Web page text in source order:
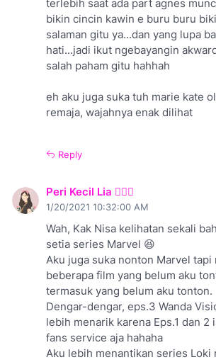
terlebih saat ada part agnes
bikin cincin kawin e buru buru
salaman gitu ya...dan yang lupa
hati...jadi ikut ngebayangin
salah paham gitu hahhah
eh aku juga suka tuh marie kate
remaja, wajahnya enak dilihat
Reply
Peri Kecil Lia 🧚🏻‍♀️
1/20/2021 10:32:00 AM
Wah, Kak Nisa kelihatan sekali
setia series Marvel 😆
Aku juga suka nonton Marvel tapi
beberapa film yang belum aku
termasuk yang belum aku tonton.
Dengar-dengar, eps.3 Wanda
lebih menarik karena Eps.1 dan 2
fans service aja hahaha
Aku lebih menantikan series Loki